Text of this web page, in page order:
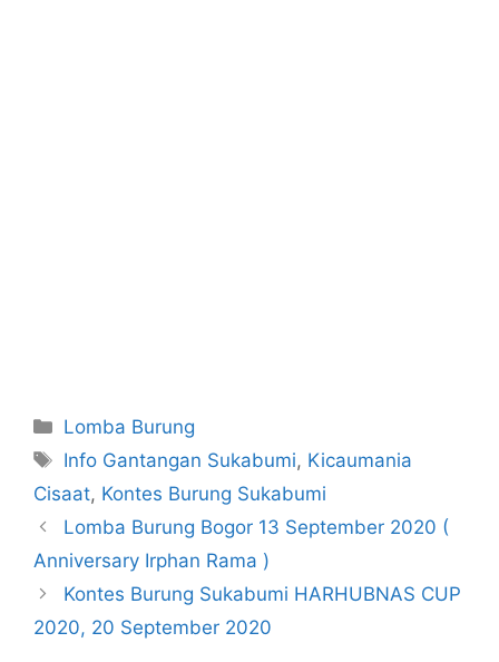
Categories
Lomba Burung
Tags
Info Gantangan Sukabumi, Kicaumania
Cisaat, Kontes Burung Sukabumi
Lomba Burung Bogor 13 September 2020 (
Anniversary Irphan Rama )
Kontes Burung Sukabumi HARHUBNAS CUP
2020, 20 September 2020